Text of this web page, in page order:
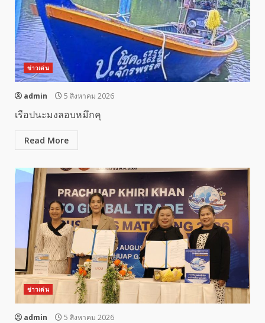
ข่าวเด่น
admin 5 สิงหาคม 2026
เรือปนะมงลอบหมึกคุ
Read More
ข่าวเด่น
admin 5 สิงหาคม 2026